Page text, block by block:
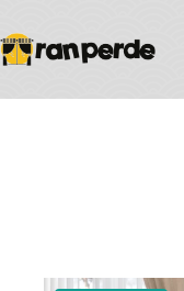
content